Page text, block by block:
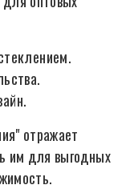
отражает
им для выгодных